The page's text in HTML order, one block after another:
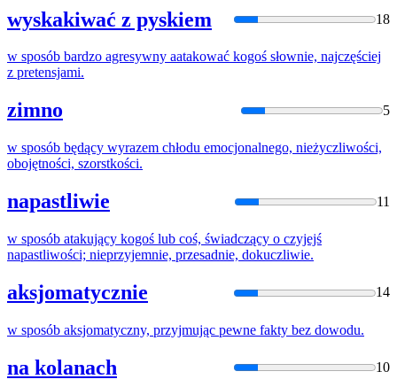
wyskakiwać z pyskiem 18
w sposób bardzo agresywny aatakować kogoś słownie, najczęściej
z pretensjami.
zimno 5
w sposób będący wyrazem chłodu emocjonalnego, nieżyczliwości,
obojętności, szorstkości.
napastliwie 11
w sposób atakujący kogoś lub coś, świadczący o czyjejś
napastliwości; nieprzyjemnie, przesadnie, dokuczliwie.
aksjomatycznie 14
w sposób aksjomatyczny, przyjmując pewne fakty bez dowodu.
na kolanach 10